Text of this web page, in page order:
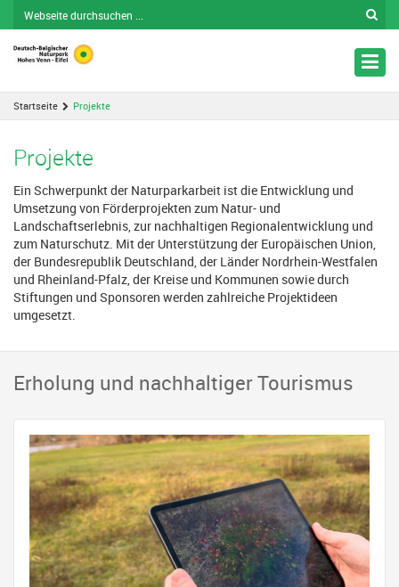
Startseite Projekte
Projekte
Ein Schwerpunkt der Naturparkarbeit ist die Entwicklung und
Umsetzung von Förderprojekten zum Natur- und
Landschaftserlebnis, zur nachhaltigen Regionalentwicklung und
zum Naturschutz. Mit der Unterstützung der Europäischen Union,
der Bundesrepublik Deutschland, der Länder Nordrhein-Westfalen
und Rheinland-Pfalz, der Kreise und Kommunen sowie durch
Stiftungen und Sponsoren werden zahlreiche Projektideen
umgesetzt.
Erholung und nachhaltiger Tourismus